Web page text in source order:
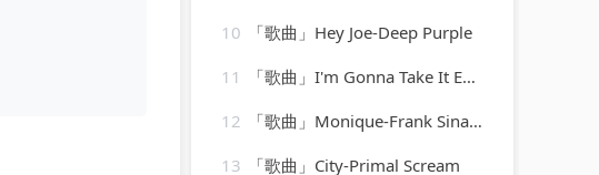
10
「歌曲」Hey Joe-Deep Purple
11
「歌曲」I'm Gonna Take It Easy-Gabriel Brown
12
「歌曲」Monique-Frank Sinatra
13
「歌曲」City-Primal Scream